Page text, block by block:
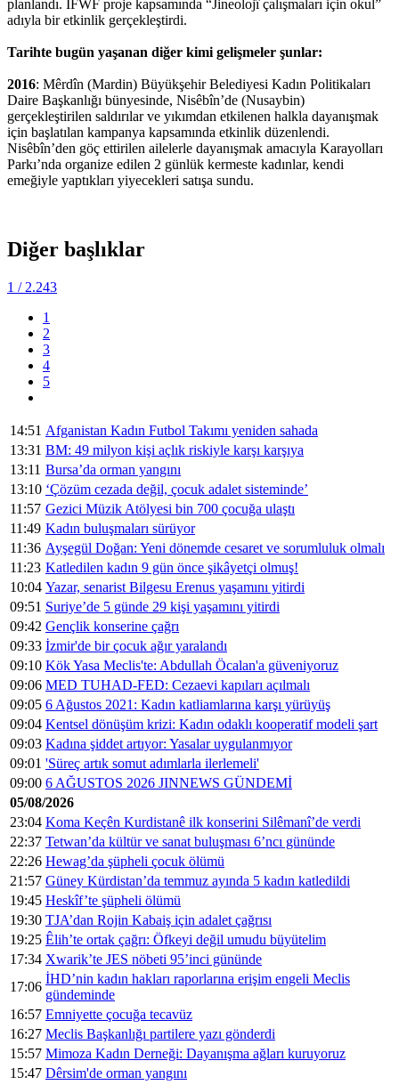
planlandı. IFWF proje kapsamında “Jineolojî çalışmaları için okul”
adıyla bir etkinlik gerçekleştirdi.
Tarihte bugün yaşanan diğer kimi gelişmeler şunlar:
2016: Mêrdîn (Mardin) Büyükşehir Belediyesi Kadın Politikaları
Daire Başkanlığı bünyesinde, Nisêbîn’de (Nusaybin)
gerçekleştirilen saldırılar ve yıkımdan etkilenen halkla dayanışmak
için başlatılan kampanya kapsamında etkinlik düzenlendi.
Nisêbîn’den göç ettirilen ailelerle dayanışmak amacıyla Karayolları
Parkı’nda organize edilen 2 günlük kermeste kadınlar, kendi
emeğiyle yaptıkları yiyecekleri satışa sundu.
Diğer başlıklar
1 / 2.243
1
2
3
4
5
14:51 Afganistan Kadın Futbol Takımı yeniden sahada
13:31 BM: 49 milyon kişi açlık riskiyle karşı karşıya
13:11 Bursa’da orman yangını
13:10 ‘Çözüm cezada değil, çocuk adalet sisteminde’
11:57 Gezici Müzik Atölyesi bin 700 çocuğa ulaştı
11:49 Kadın buluşmaları sürüyor
11:36 Ayşegül Doğan: Yeni dönemde cesaret ve sorumluluk olmalı
11:23 Katledilen kadın 9 gün önce şikâyetçi olmuş!
10:04 Yazar, senarist Bilgesu Erenus yaşamını yitirdi
09:51 Suriye’de 5 günde 29 kişi yaşamını yitirdi
09:42 Gençlik konserine çağrı
09:33 İzmir'de bir çocuk ağır yaralandı
09:10 Kök Yasa Meclis'te: Abdullah Öcalan'a güveniyoruz
09:06 MED TUHAD-FED: Cezaevi kapıları açılmalı
09:05 6 Ağustos 2021: Kadın katliamlarına karşı yürüyüş
09:04 Kentsel dönüşüm krizi: Kadın odaklı kooperatif modeli şart
09:03 Kadına şiddet artıyor: Yasalar uygulanmıyor
09:01 'Süreç artık somut adımlarla ilerlemeli'
09:00 6 AĞUSTOS 2026 JINNEWS GÜNDEMİ
05/08/2026
23:04 Koma Keçên Kurdistanê ilk konserini Silêmanî’de verdi
22:37 Tetwan’da kültür ve sanat buluşması 6’ncı gününde
22:26 Hewag’da şüpheli çocuk ölümü
21:57 Güney Kürdistan’da temmuz ayında 5 kadın katledildi
19:45 Heskîf’te şüpheli ölümü
19:30 TJA’dan Rojin Kabaiş için adalet çağrısı
19:25 Êlih’te ortak çağrı: Öfkeyi değil umudu büyütelim
17:34 Xwarik’te JES nöbeti 95’inci gününde
17:06
İHD’nin kadın hakları raporlarına erişim engeli Meclis
gündeminde
16:57 Emniyette çocuğa tecavüz
16:27 Meclis Başkanlığı partilere yazı gönderdi
15:57 Mimoza Kadın Derneği: Dayanışma ağları kuruyoruz
15:47 Dêrsim'de orman yangını